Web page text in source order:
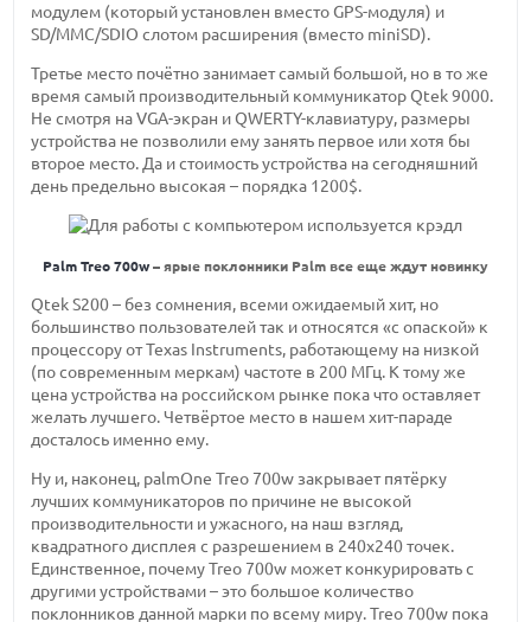
модулем (который установлен вместо GPS-модуля) и
SD/MMC/SDIO слотом расширения (вместо miniSD).
Третье место почётно занимает самый большой, но в то же
время самый производительный коммуникатор Qtek 9000.
Не смотря на VGA-экран и QWERTY-клавиатуру, размеры
устройства не позволили ему занять первое или хотя бы
второе место. Да и стоимость устройства на сегодняшний
день предельно высокая – порядка 1200$.
Palm Treo 700w– ярые поклонники Palm все еще ждут новинку
Qtek S200 – без сомнения, всеми ожидаемый хит, но
большинство пользователей так и относятся «с опаской» к
процессору от Texas Instruments, работающему на низкой
(по современным меркам) частоте в 200 МГц. К тому же
цена устройства на российском рынке пока что оставляет
желать лучшего. Четвёртое место в нашем хит-параде
досталось именно ему.
Ну и, наконец, palmOne Treo 700w закрывает пятёрку
лучших коммуникаторов по причине не высокой
производительности и ужасного, на наш взгляд,
квадратного дисплея с разрешением в 240х240 точек.
Единственное, почему Treo 700w может конкурировать с
другими устройствами – это большое количество
поклонников данной марки по всему миру. Treo 700w пока